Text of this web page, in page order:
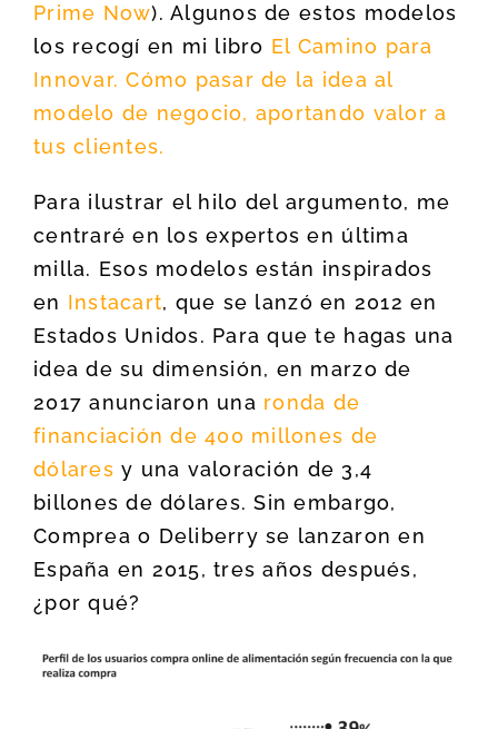
Prime Now). Algunos de estos modelos
los recogí en mi libro El Camino para
Innovar. Cómo pasar de la idea al
modelo de negocio, aportando valor a
tus clientes.
Para ilustrar el hilo del argumento, me
centraré en los expertos en última
milla. Esos modelos están inspirados
en Instacart, que se lanzó en 2012 en
Estados Unidos. Para que te hagas una
idea de su dimensión, en marzo de
2017 anunciaron una ronda de
financiación de 400 millones de
dólares y una valoración de 3,4
billones de dólares. Sin embargo,
Comprea o Deliberry se lanzaron en
España en 2015, tres años después,
¿por qué?